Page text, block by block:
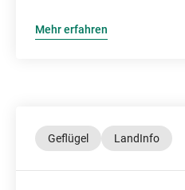
Mehr erfahren
Geflügel LandInfo